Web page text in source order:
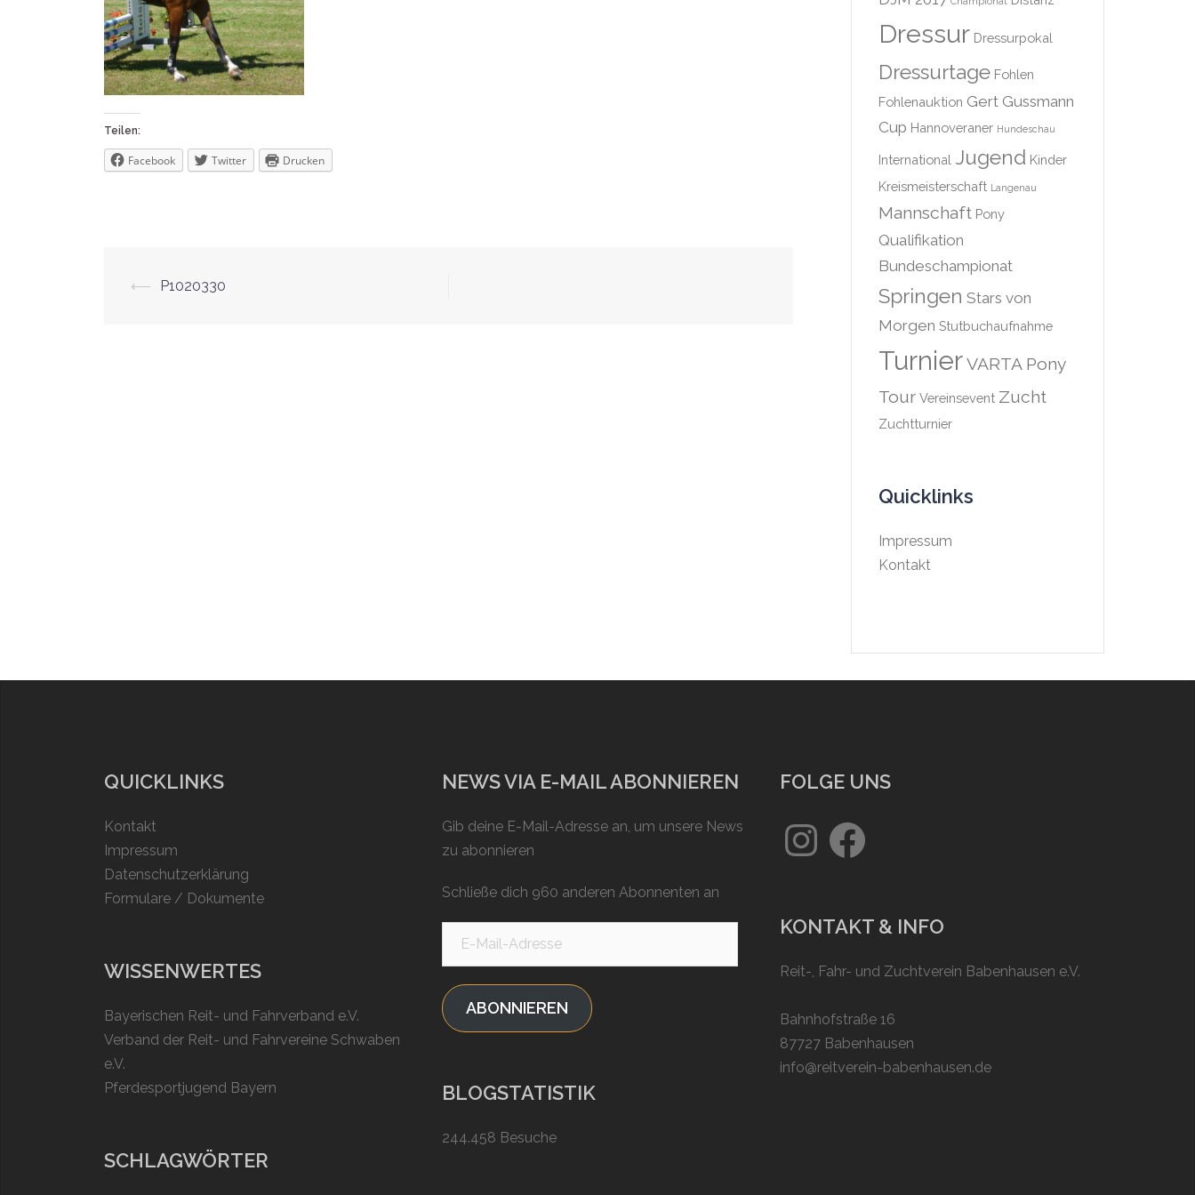
Teilen:
Facebook Twitter Drucken
Beitrags-
⟵ P1020330
Dressur Dressurpokal
Dressurtage Fohlen
Fohlenauktion Gert Gussmann
Cup Hannoveraner Hundeschau
International Jugend Kinder
Kreismeisterschaft Langenau
Mannschaft Pony
Qualifikation
Bundeschampionat
Springen Stars von
Morgen Stutbuchaufnahme
TurnierVARTA Pony
Tour Vereinsevent Zucht
Zuchtturnier
Quicklinks
Impressum
Kontakt
QUICKLINKS
Kontakt
Impressum
Datenschutzerklärung
Formulare / Dokumente
WISSENWERTES
Bayerischen Reit- und Fahrverband e.V.
Verband der Reit- und Fahrvereine Schwaben
e.V.
Pferdesportjugend Bayern
SCHLAGWÖRTER
NEWS VIA E-MAIL ABONNIEREN
Gib deine E-Mail-Adresse an, um unsere News
zu abonnieren
Schließe dich 960 anderen Abonnenten an
Adresse
ABONNIEREN
BLOGSTATISTIK
244.458 Besuche
FOLGE UNS
InstagramFacebook
KONTAKT & INFO
Reit-, Fahr- und Zuchtverein Babenhausen e.V.
Bahnhofstraße 16
87727 Babenhausen
info@reitverein-babenhausen.de